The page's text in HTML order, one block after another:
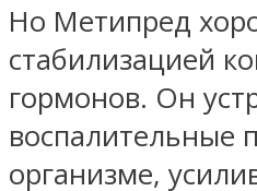
Но Метипред
стабилизацией
гормонов. Он
воспалительные
организме,